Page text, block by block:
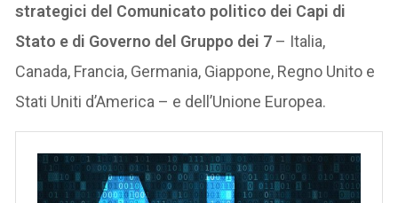
strategici del Comunicato politico dei Capi di
Stato e di Governo del Gruppo dei 7 – Italia,
Canada, Francia, Germania, Giappone, Regno Unito e
Stati Uniti d’America – e dell’Unione Europea.